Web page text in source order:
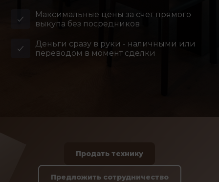
Максимальные цены за счет прямого
выкупа без посредников
Деньги сразу в руки - наличными или
переводом в момент сделки
Продать технику
Предложить сотрудничество